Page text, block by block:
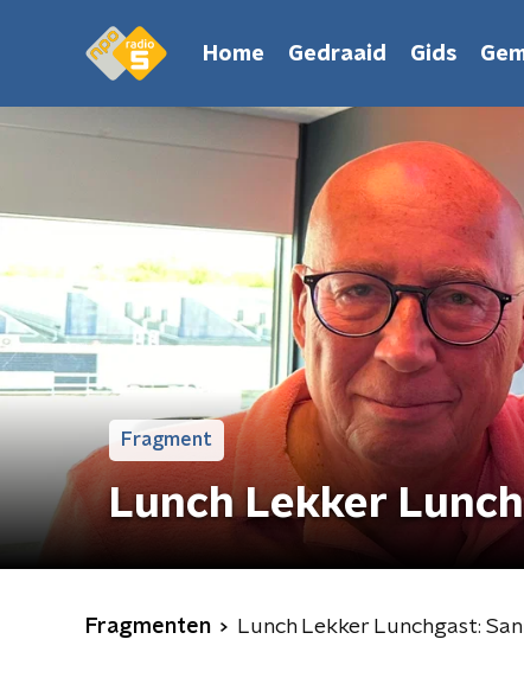
Home Gedraaid Gids
Fragment
Lunch Lekker
Fragmenten Lunch Lekker Lunchgast: